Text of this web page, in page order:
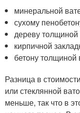
минеральной
сухому
дереву
кирпичной
бетону
Разница в
или стеклянной
меньше, так что в